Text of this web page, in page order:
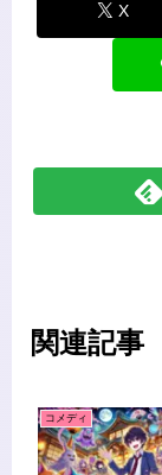
X
関連記事
コメディ